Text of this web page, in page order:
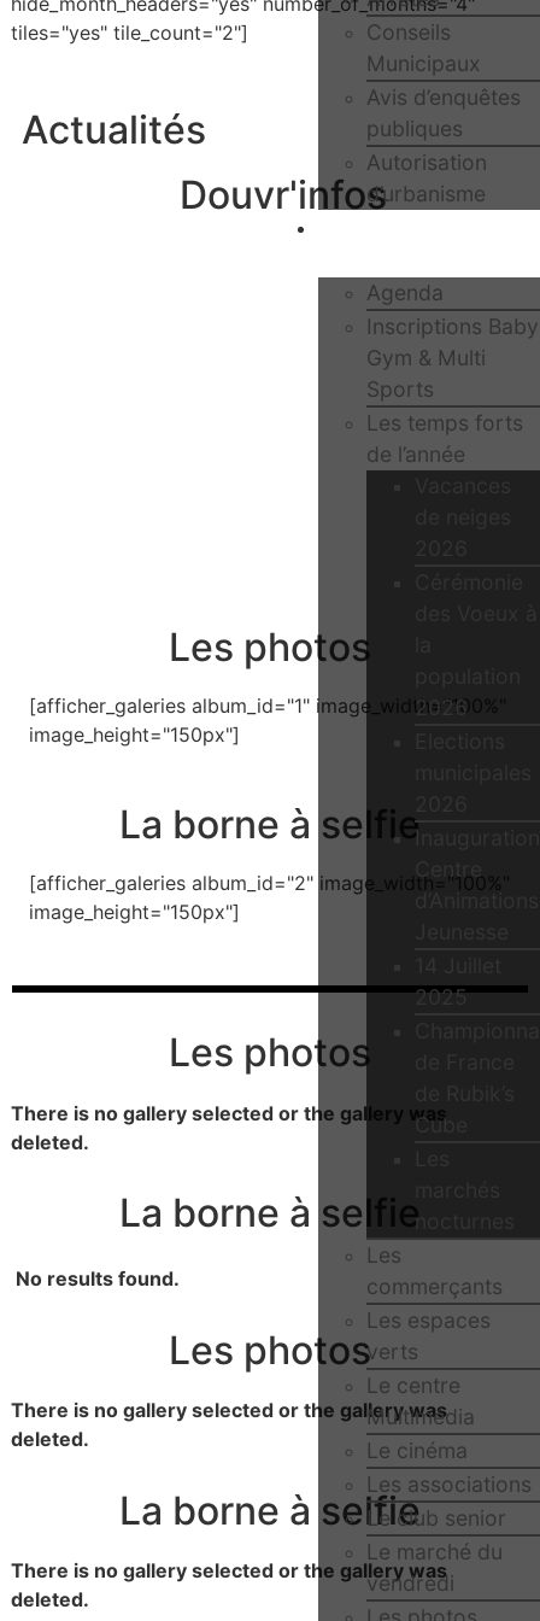
Conseils
Municipaux
Avis d’enquêtes
publiques
Autorisation
d’urbanisme
Agenda
Inscriptions Baby
Gym & Multi
Sports
Les temps forts
de l’année
2026
Inauguration
2025
Cube
nocturnes
Les
commerçants
Les espaces
verts
Le centre
Multimédia
Le cinéma
Les associations
Le club senior
Le marché du
vendredi
tiles="yes" tile_count="2"]
Actualités
Douvr'infos
Les photos
[afficher_galeries album_id="1" image_width="100%"
image_height="150px"]
La borne à selfie
[afficher_galeries album_id="2" image_width="100%"
image_height="150px"]
Les photos
There is no gallery selected or the gallery was
deleted.
La borne à selfie
No results found.
Les photos
There is no gallery selected or the gallery was
deleted.
La borne à selfie
There is no gallery selected or the gallery was
deleted.